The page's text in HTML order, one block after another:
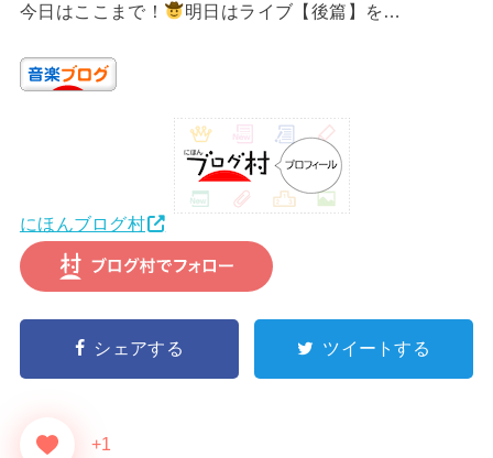
今日はここまで！ 明日はライブ【後篇】を…
にほんブログ村
シェアする ツイートする
+1